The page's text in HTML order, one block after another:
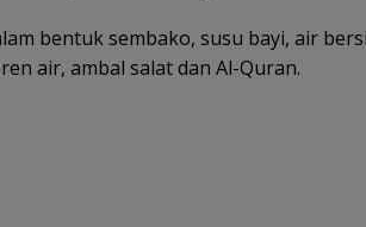
bentuk sembako, susu bayi, air
air, ambal salat dan Al-Quran.